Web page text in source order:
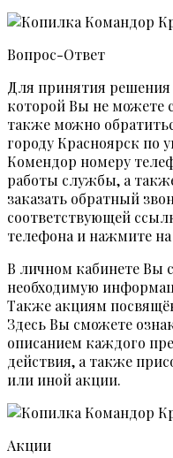
Вопрос-Ответ
Для принятия
которой Вы не можете
также можно
городу Красноярск по
Комендор номеру
работы службы, а
заказать обратный
соответствующей
телефона и нажмите
В личном кабинете Вы
необходимую
Также акциям
Здесь Вы сможете
описанием каждого
действия, а также
или иной акции.
Акции